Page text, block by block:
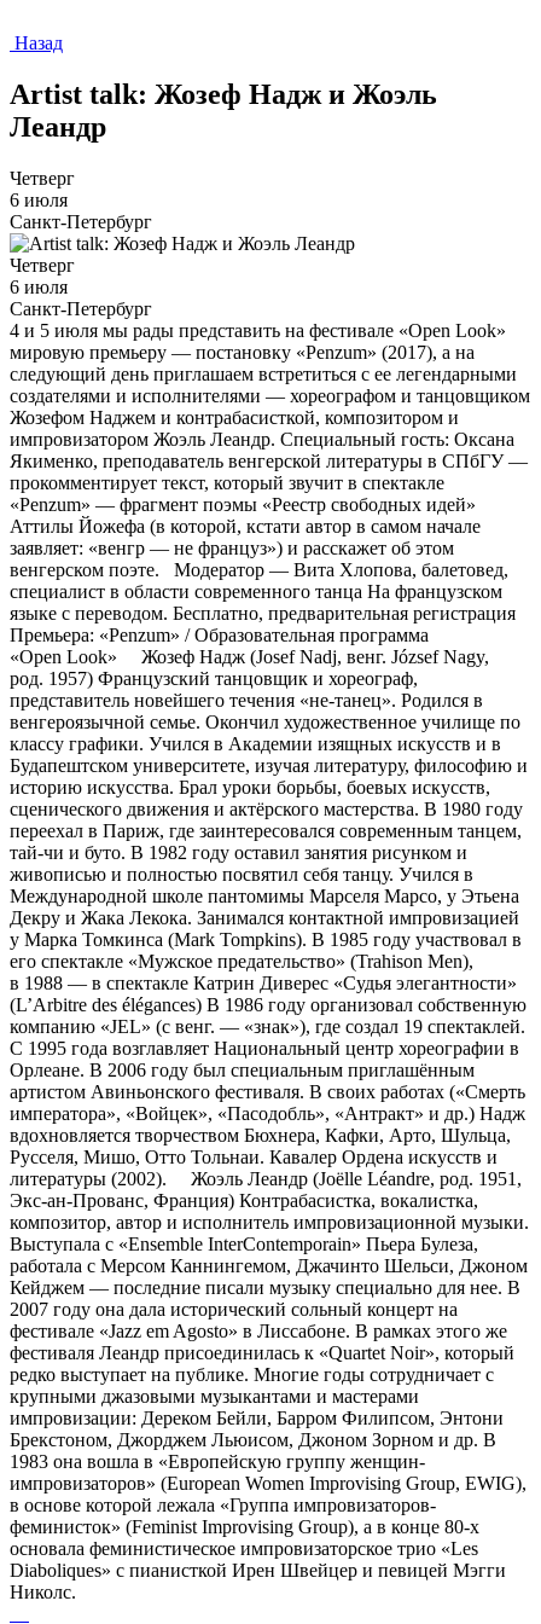
Назад
Artist talk: Жозеф Надж и Жоэль
Леандр
Четверг
6 июля
Санкт-Петербург
Четверг
6 июля
Санкт-Петербург
4 и 5 июля мы рады представить на фестивале «Open Look»
мировую премьеру — постановку «Penzum» (2017), а на
следующий день приглашаем встретиться с ее легендарными
создателями и исполнителями — хореографом и танцовщиком
Жозефом Наджем и контрабасисткой, композитором и
импровизатором Жоэль Леандр. Специальный гость: Оксана
Якименко, преподаватель венгерской литературы в СПбГУ —
прокомментирует текст, который звучит в спектакле
«Penzum» — фрагмент поэмы «Реестр свободных идей»
Аттилы Йожефа (в которой, кстати автор в самом начале
заявляет: «венгр — не француз») и расcкажет об этом
венгерском поэте. Модератор — Вита Хлопова, балетовед,
специалист в области современного танца На французском
языке с переводом. Бесплатно, предварительная регистрация
Премьера: «Penzum» / Образовательная программа
«Open Look» Жозеф Надж (Josef Nadj, венг. József Nagy,
род. 1957) Французский танцовщик и хореограф,
представитель новейшего течения «не-танец». Родился в
венгероязычной семье. Окончил художественное училище по
классу графики. Учился в Академии изящных искусств и в
Будапештском университете, изучая литературу, философию и
историю искусства. Брал уроки борьбы, боевых искусств,
сценического движения и актёрского мастерства. В 1980 году
переехал в Париж, где заинтересовался современным танцем,
тай-чи и буто. В 1982 году оставил занятия рисунком и
живописью и полностью посвятил себя танцу. Учился в
Международной школе пантомимы Марселя Марсо, у Этьена
Декру и Жака Лекока. Занимался контактной импровизацией
у Марка Томкинса (Mark Tompkins). В 1985 году участвовал в
его спектакле «Мужское предательство» (Trahison Men),
в 1988 — в спектакле Катрин Диверес «Судья элегантности»
(L’Arbitre des élégances) В 1986 году организовал собственную
компанию «JEL» (с венг. — «знак»), где создал 19 спектаклей.
C 1995 года возглавляет Национальный центр хореографии в
Орлеане. В 2006 году был специальным приглашённым
артистом Авиньонского фестиваля. В своих работах («Смерть
императора», «Войцек», «Пасодобль», «Антракт» и др.) Надж
вдохновляется творчеством Бюхнера, Кафки, Арто, Шульца,
Русселя, Мишо, Отто Тольнаи. Кавалер Ордена искусств и
литературы (2002). Жоэль Леандр (Joëlle Léandre, род. 1951,
Экс-ан-Прованс, Франция) Контрабасистка, вокалистка,
композитор, автор и исполнитель импровизационной музыки.
Выступала с «Ensemble InterContemporain» Пьера Булеза,
работала с Мерсом Каннингемом, Джачинто Шельси, Джоном
Кейджем — последние писали музыку специально для нее. В
2007 году она дала исторический сольный концерт на
фестивале «Jazz em Agosto» в Лиссабоне. В рамках этого же
фестиваля Леандр присоединилась к «Quartet Noir», который
редко выступает на публике. Многие годы сотрудничает с
крупными джазовыми музыкантами и мастерами
импровизации: Дереком Бейли, Барром Филипсом, Энтони
Брекстоном, Джорджем Льюисом, Джоном Зорном и др. В
1983 она вошла в «Европейскую группу женщин-
импровизаторов» (European Women Improvising Group, EWIG),
в основе которой лежала «Группа импровизаторов-
феминисток» (Feminist Improvising Group), а в конце 80-х
основала феминистическое импровизаторское трио «Les
Diaboliques» с пианисткой Ирен Швейцер и певицей Мэгги
Николс.